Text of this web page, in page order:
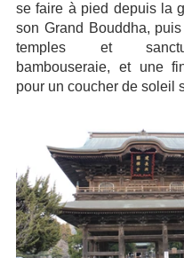
se faire à pied depuis la
son Grand Bouddha,
temples et
bambouseraie, et une
pour un coucher de soleil